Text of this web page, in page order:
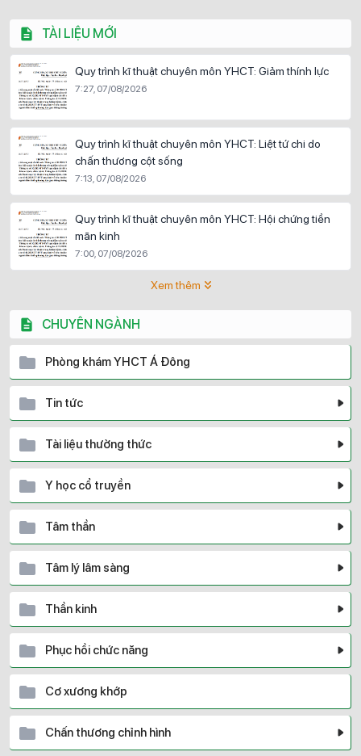
TÀI LIỆU MỚI
Quy trình kĩ thuật chuyên môn YHCT: Giảm thính lực
7:27, 07/08/2026
Quy trình kĩ thuật chuyên môn YHCT: Liệt tứ chi do
chấn thương cột sống
7:13, 07/08/2026
Quy trình kĩ thuật chuyên môn YHCT: Hội chứng tiền
mãn kinh
7:00, 07/08/2026
Xem thêm
CHUYÊN NGÀNH
Phòng khám YHCT Á Đông
Tin tức
Tài liệu thường thức
Y học cổ truyền
Tâm thần
Tâm lý lâm sàng
Thần kinh
Phục hồi chức năng
Cơ xương khớp
Chấn thương chỉnh hình